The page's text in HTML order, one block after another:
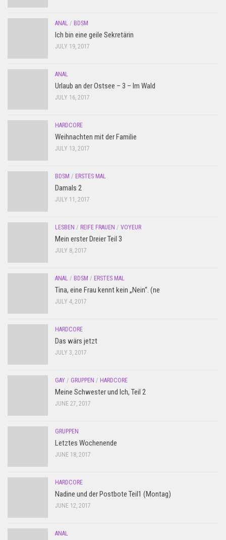
ANAL / BDSM
Ich bin eine geile Sekretärin
JULY 19, 2017
ANAL
Urlaub an der Ostsee – 3 – Im Wald
JULY 16, 2017
HARDCORE
Weihnachten mit der Familie
JULY 13, 2017
BDSM / ERSTES MAL
Damals 2
JULY 11, 2017
LESBEN / REIFE FRAUEN / VOYEUR
Mein erster Dreier Teil 3
JULY 8, 2017
ANAL / BDSM / ERSTES MAL
Tina, eine Frau kennt kein „Nein“. (ne
JULY 4, 2017
HARDCORE
Das wärs jetzt
JULY 3, 2017
GAY / GRUPPEN / HARDCORE
Meine Schwester und Ich, Teil 2
JUNE 27, 2017
GRUPPEN
Letztes Wochenende
JUNE 18, 2017
HARDCORE
Nadine und der Postbote Teil1 (Montag)
JUNE 12, 2017
ANAL